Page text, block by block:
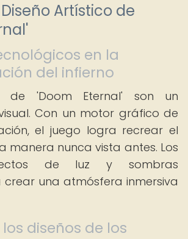
Artístico de
en la
del infierno
de 'Doom Eternal' son un
Con un motor gráfico de
el juego logra recrear el
manera nunca vista antes. Los
de luz y sombras
crear una atmósfera inmersiva
diseños de los